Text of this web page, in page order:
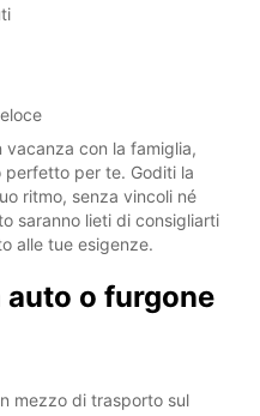
con la famiglia,
perfetto per te. Goditi la
ritmo, senza vincoli né
saranno lieti di consigliarti
alle tue esigenze.
auto o furgone
mezzo di trasporto sul